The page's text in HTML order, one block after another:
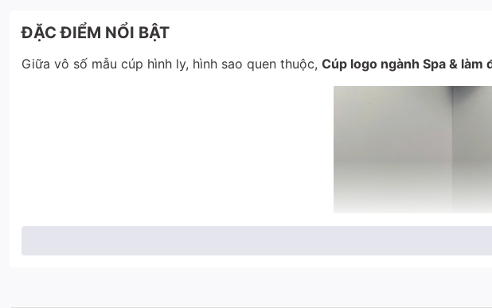
ĐẶC ĐIỂM NỔI BẬT
Giữa vô số mẫu cúp hình ly, hình sao quen thuộc, Cúp logo ngành Spa & làm